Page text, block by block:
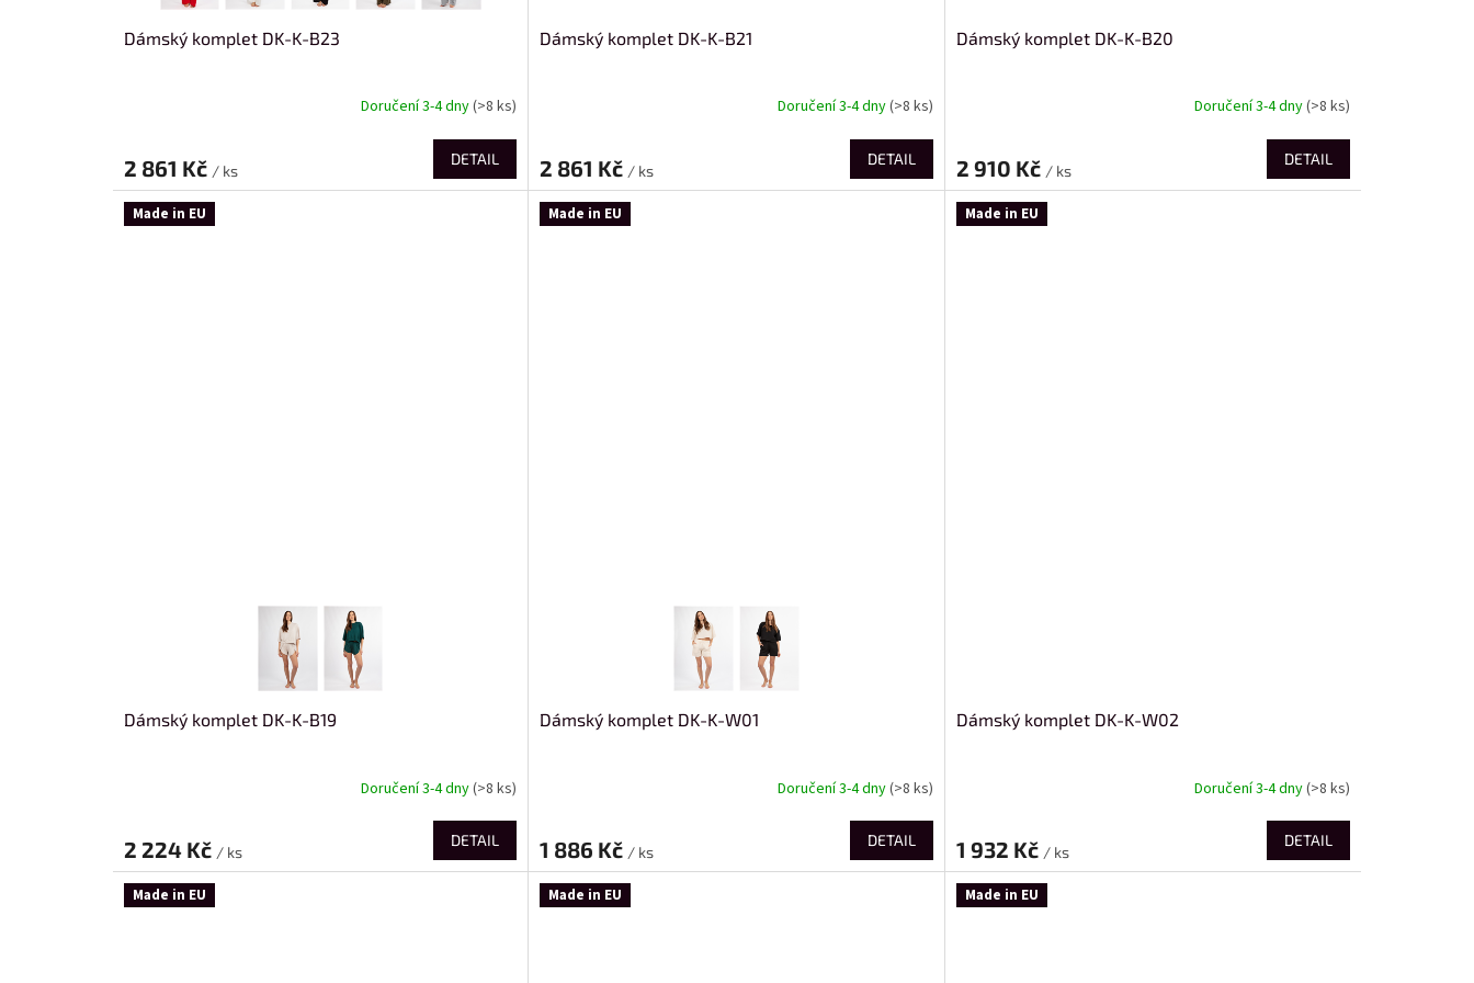
Dámský komplet DK-K-B23
Doručení 3-4 dny(>8 ks)
2 861 Kč / ks
DETAIL
Dámský komplet DK-K-B21
Doručení 3-4 dny(>8 ks)
2 861 Kč / ks
DETAIL
Dámský komplet DK-K-B20
Doručení 3-4 dny(>8 ks)
2 910 Kč / ks
DETAIL
Made in EU
Dámský komplet DK-K-B19
Doručení 3-4 dny(>8 ks)
2 224 Kč / ks
DETAIL
Made in EU
Dámský komplet DK-K-W01
Doručení 3-4 dny(>8 ks)
1 886 Kč / ks
DETAIL
Made in EU
Dámský komplet DK-K-W02
Doručení 3-4 dny(>8 ks)
1 932 Kč / ks
DETAIL
Made in EU Made in EU Made in EU